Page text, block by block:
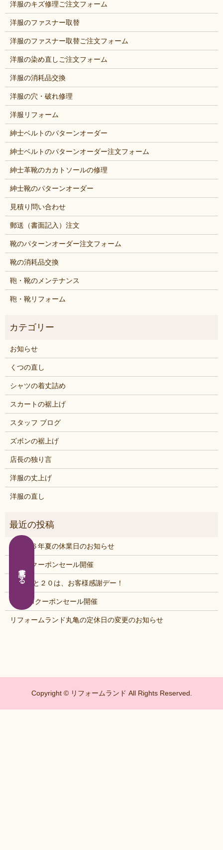
洋服のキズ修理ご注文フォーム
洋服のファスナー取替
洋服のファスナー取替ご注文フォーム
洋服の染め直しご注文フォーム
洋服の消耗品交換
洋服の穴・破れ修理
洋服リフォーム
紳士ベルトのパターンオーダー
紳士ベルトのパターンオーダー注文フォーム
紳士革靴のカカトソールの修理
紳士靴のパターンオーダー
見積り問い合わせ
郵送（書面記入）注文
靴のパターンオーダー注文フォーム
靴の消耗品交換
鞄・靴のメンテナンス
鞄・靴リフォーム
お知らせ
くつの直し
シャツの着丈詰め
スカートの裾上げ
スタッフ ブログ
ズボンの裾上げ
店長の独り言
洋服の丈上げ
洋服の直し
２０２６年夏の休業日のお知らせ
サマークーポンセール開催
４/１９と２０は、お客様感謝デー！
4月ＤＭクーポンセール開催
リフォームランド丸亀の定休日の変更のお知らせ
Copyright © リフォームランド All Rights Reserved.
電話する